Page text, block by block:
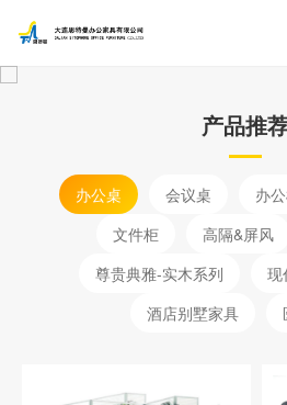
产品推
办公桌 会议桌 办
文件柜
高隔&屏风
尊贵典雅-实木系列
现
酒店别墅家具